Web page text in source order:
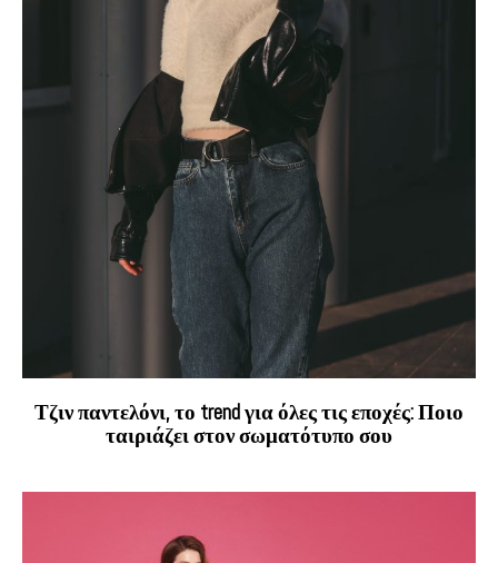
Τζιν παντελόνι, το trend για όλες τις εποχές: Ποιο
ταιριάζει στον σωματότυπο σου